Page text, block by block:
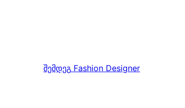
შემდეგ Fashion Designer